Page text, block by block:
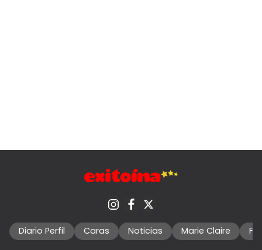
Diario Perfil Caras Noticias Marie Claire